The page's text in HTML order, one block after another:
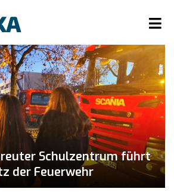
Schulzentrum führt
der Feuerwehr